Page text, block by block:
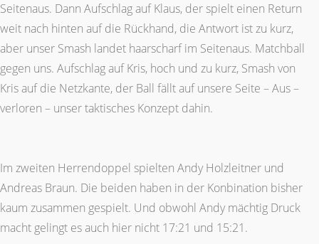
Seitenaus. Dann Aufschlag auf Klaus, der spielt einen Return
weit nach hinten auf die Rückhand, die Antwort ist zu kurz,
aber unser Smash landet haarscharf im Seitenaus. Matchball
gegen uns. Aufschlag auf Kris, hoch und zu kurz, Smash von
Kris auf die Netzkante, der Ball fällt auf unsere Seite – Aus –
verloren – unser taktisches Konzept dahin.
Im zweiten Herrendoppel spielten Andy Holzleitner und
Andreas Braun. Die beiden haben in der Konbination bisher
kaum zusammen gespielt. Und obwohl Andy mächtig Druck
macht gelingt es auch hier nicht 17:21 und 15:21.